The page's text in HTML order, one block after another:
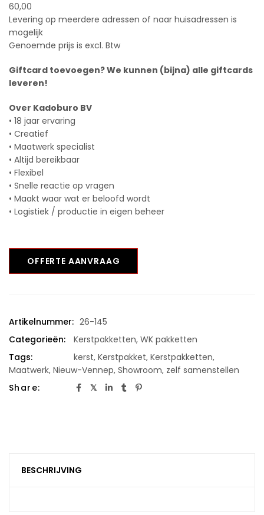
60,00
Levering op meerdere adressen of naar huisadressen is
mogelijk
Genoemde prijs is excl. Btw
Giftcard toevoegen? We kunnen (bijna) alle giftcards
leveren!
Over Kadoburo BV
• 18 jaar ervaring
• Creatief
• Maatwerk specialist
• Altijd bereikbaar
• Flexibel
• Snelle reactie op vragen
• Maakt waar wat er beloofd wordt
• Logistiek / productie in eigen beheer
OFFERTE AANVRAAG
Artikelnummer: 26-145
Categorieën:
Kerstpakketten, WK pakketten
Tags:
kerst, Kerstpakket, Kerstpakketten,
Maatwerk, Nieuw-Vennep, Showroom, zelf samenstellen
Share:
BESCHRIJVING